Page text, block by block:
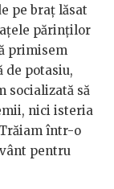
pe braț lăsat
părinților
primisem
de potasiu,
socializată să
nici isteria
într-o
pentru